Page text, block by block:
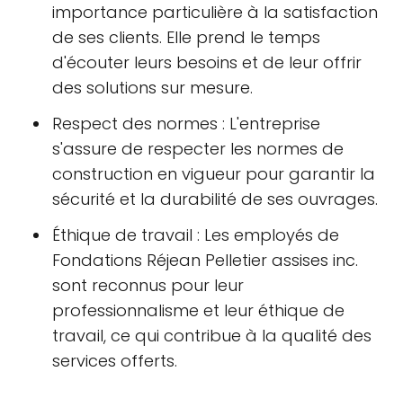
importance particulière à la satisfaction
de ses clients. Elle prend le temps
d'écouter leurs besoins et de leur offrir
des solutions sur mesure.
Respect des normes : L'entreprise
s'assure de respecter les normes de
construction en vigueur pour garantir la
sécurité et la durabilité de ses ouvrages.
Éthique de travail : Les employés de
Fondations Réjean Pelletier assises inc.
sont reconnus pour leur
professionnalisme et leur éthique de
travail, ce qui contribue à la qualité des
services offerts.